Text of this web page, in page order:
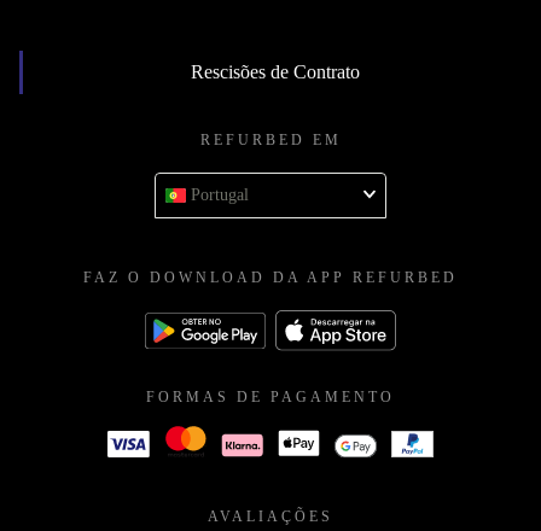
Rescisões de Contrato
REFURBED EM
Portugal
FAZ O DOWNLOAD DA APP REFURBED
FORMAS DE PAGAMENTO
AVALIAÇÕES